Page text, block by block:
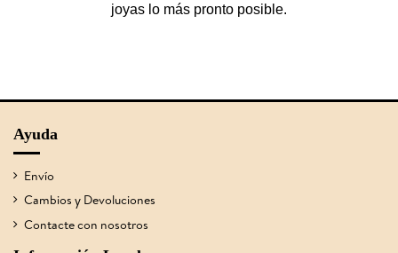
joyas lo más pronto posible.
Ayuda
Envío
Cambios y Devoluciones
Contacte con nosotros